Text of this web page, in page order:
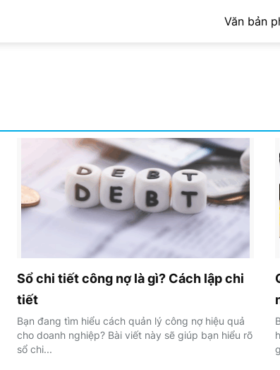
Văn bản
Sổ chi tiết công nợ là gì? Cách lập chi
tiết
Bạn đang tìm hiểu cách quản lý công nợ hiệu quả
cho doanh nghiệp? Bài viết này sẽ giúp bạn hiểu rõ
sổ chi...